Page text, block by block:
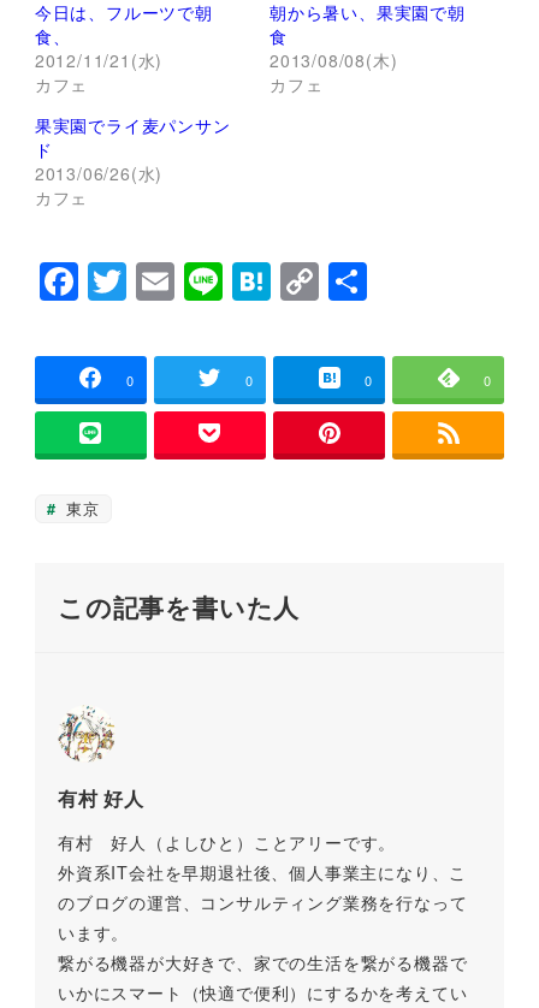
i
t
e
r
で
有
(
し
い
ウ
ウ
で
開
)
で
す
ク
リ
ク
し
い
(
新
ィ
ン
ド
ウ
き
今日は、フルーツで朝
食、
2012/11/21(水)
カフェ
朝から暑い、果実園で朝
食
2013/08/08(木)
カフェ
果実園でライ麦パンサン
ド
2013/06/26(水)
カフェ
F
a
c
e
b
o
o
T
wi
tt
er
E
m
ai
l
Li
n
e
H
at
e
n
C
o
p
y
Li
n
共
0 0 0 0
東京
この記事を書いた人
有村 好人
有村 好人（よしひと）ことアリーです。
外資系IT会社を早期退社後、個人事業主になり、こ
のブログの運営、コンサルティング業務を行なって
います。
繋がる機器が大好きで、家での生活を繋がる機器で
いかにスマート（快適で便利）にするかを考えてい